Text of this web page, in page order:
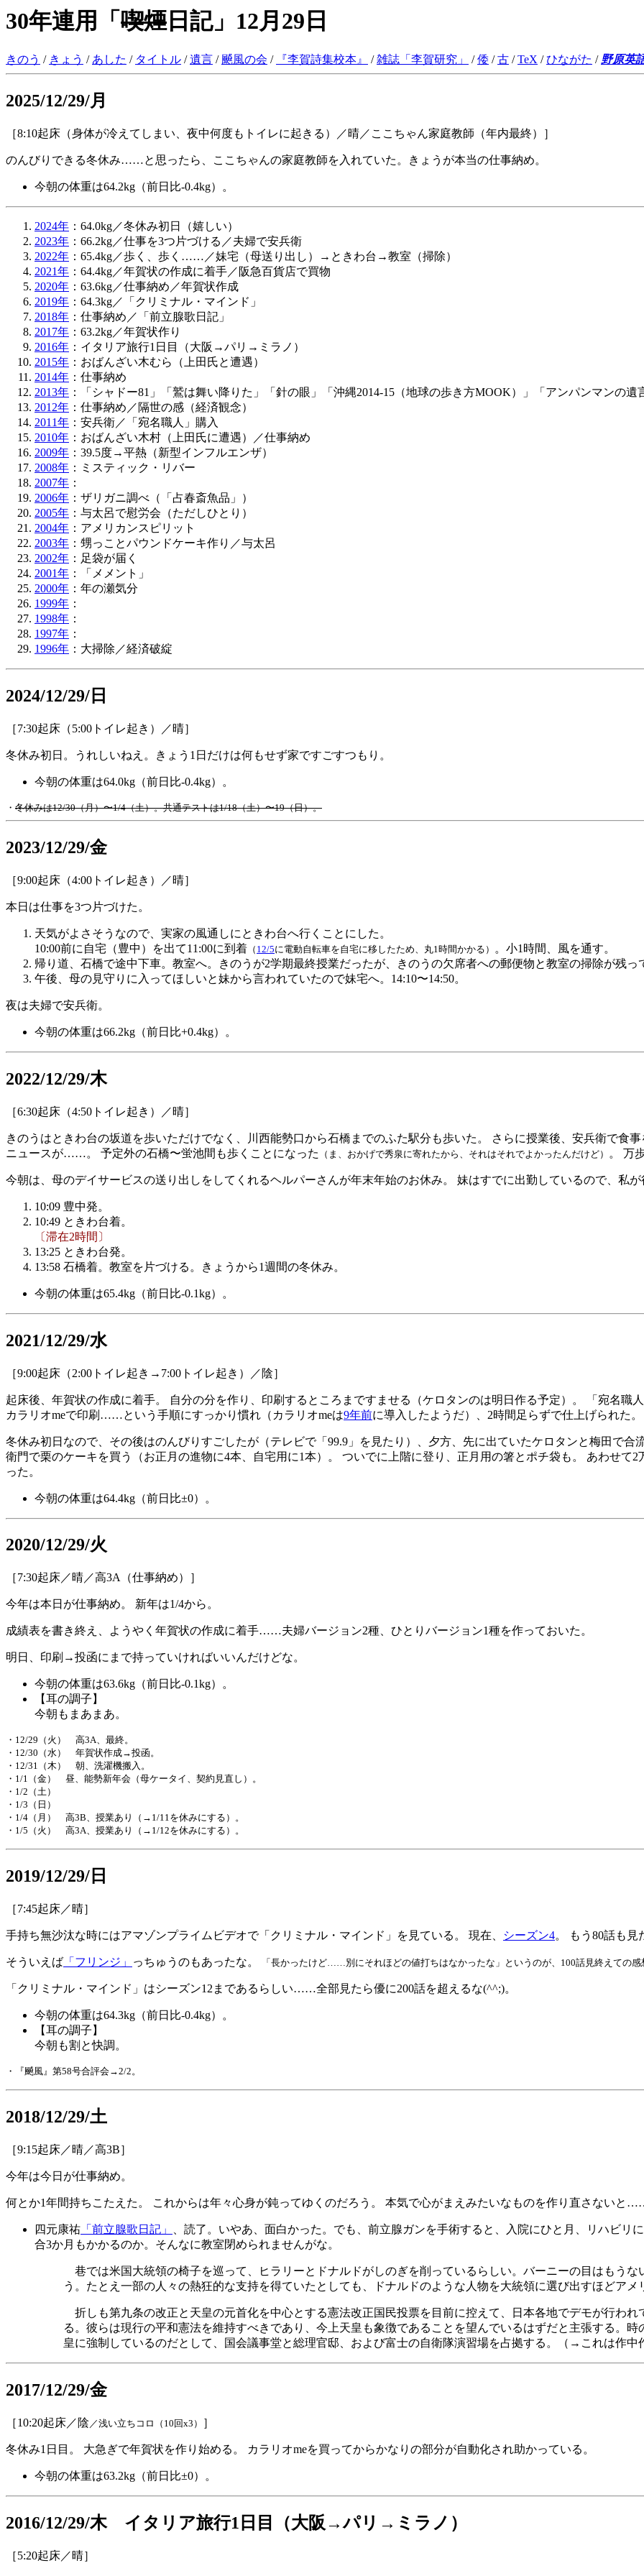
30年連用「 喫煙 日記」12月29日
きのう / きょう / あした / タイトル /遺言 / 飇風の会 / 『李賀詩集校本』 /雑誌「李賀研究」 /倭 /古 /TeX /ひながた /野原英
2025/12/29/月
［8:10起床（身体が冷えてしまい、夜中何度もトイレに起きる）／晴／ここちゃん家庭教師（年内最終）］
のんびりできる冬休み……と思ったら、ここちゃんの家庭教師を入れていた。きょうが本当の仕事納め。
今朝の体重は64.2kg（前日比-0.4kg）。
2024年 ：64.0kg／冬休み初日（嬉しい）
2023年 ：66.2kg／仕事を3つ片づける／夫婦で安兵衛
2022年 ：65.4kg／歩く、歩く……／妹宅（母送り出し）→ときわ台→教室（掃除）
2021年 ：64.4kg／年賀状の作成に着手／阪急百貨店で買物
2020年 ：63.6kg／仕事納め／年賀状作成
2019年 ：64.3kg／「クリミナル・マインド」
2018年 ：仕事納め／「前立腺歌日記」
2017年 ：63.2kg／年賀状作り
2016年 ：イタリア旅行1日目（大阪→パリ→ミラノ）
2015年 ：おばんざい木むら（上田氏と遭遇）
2014年 ：仕事納め
2013年 ：「シャドー81」「鷲は舞い降りた」「針の眼」「沖縄2014-15（地球の歩き方MOOK）」「アンパンマンの遺
2012年 ：仕事納め／隔世の感（経済観念）
2011年 ：安兵衛／「宛名職人」購入
2010年 ：おばんざい木村（上田氏に遭遇）／仕事納め
2009年 ：39.5度→平熱（新型インフルエンザ）
2008年 ：ミスティック・リバー
2007年 ：
2006年 ：ザリガニ調べ（「占春斎魚品」）
2005年 ：与太呂で慰労会（ただしひとり）
2004年 ：アメリカンスピリット
2003年 ：甥っことパウンドケーキ作り／与太呂
2002年 ：足袋が届く
2001年 ：「メメント」
2000年 ：年の瀬気分
1999年 ：
1998年 ：
1997年 ：
1996年 ：大掃除／経済破綻
2024/12/29/日
［7:30起床（5:00トイレ起き）／晴］
冬休み初日。うれしいねえ。きょう1日だけは何もせず家ですごすつもり。
今朝の体重は64.0kg（前日比-0.4kg）。
・ 冬休みは12/30（月）〜1/4（土）。共通テストは1/18（土）〜19（日）。
2023/12/29/金
［9:00起床（4:00トイレ起き）／晴］
本日は仕事を3つ片づけた。
天気がよさそうなので、実家の風通しにときわ台へ行くことにした。
10:00前に自宅（豊中）を出て11:00に到着 （ 12/5に電動自転車を自宅に移したため、丸1時間かかる）
。小1時間、風を通す。
帰り道、石橋で途中下車。教室へ。きのうが2学期最終授業だったが、きのうの欠席者への郵便物と教室の掃除が残っ
午後、母の見守りに入ってほしいと妹から言われていたので妹宅へ。14:10〜14:50。
夜は夫婦で安兵衛。
今朝の体重は66.2kg（前日比+0.4kg）。
2022/12/29/木
［6:30起床（4:50トイレ起き）／晴］
きのうはときわ台の坂道を歩いただけでなく、川西能勢口から石橋までのふた駅分も歩いた。 さらに授業後、安兵衛で食
ニュースが……。 予定外の石橋〜蛍池間も歩くことになった
（ま、おかげで秀泉に寄れたから、それはそれでよかったんだけど） 。 万
今朝は、母のデイサービスの送り出しをしてくれるヘルパーさんが年末年始のお休み。 妹はすでに出勤しているので、私
10:09 豊中発。
10:49 ときわ台着。
〔滞在2時間〕
13:25 ときわ台発。
13:58 石橋着。教室を片づける。きょうから1週間の冬休み。
今朝の体重は65.4kg（前日比-0.1kg）。
2021/12/29/水
［9:00起床（2:00トイレ起き→7:00トイレ起き）／陰］
起床後、年賀状の作成に着手。 自分の分を作り、印刷するところまですませる（ケロタンのは明日作る予定）。 「宛名職
カラリオmeで印刷……という手順にすっかり慣れ（カラリオmeは9年前に導入したようだ）、2時間足らずで仕上げられた。
冬休み初日なので、その後はのんびりすごしたが（テレビで「99.9」を見たり）、夕方、先に出ていたケロタンと梅田で
衛門で栗のケーキを買う（お正月の進物に4本、自宅用に1本）。 ついでに上階に登り、正月用の箸とポチ袋も。 あわせて2
った。
今朝の体重は64.4kg（前日比±0）。
2020/12/29/火
［7:30起床／晴／高3A（仕事納め）］
今年は本日が仕事納め。 新年は1/4から。
成績表を書き終え、ようやく年賀状の作成に着手……夫婦バージョン2種、ひとりバージョン1種を作っておいた。
明日、印刷→投函にまで持っていければいいんだけどな。
今朝の体重は63.6kg（前日比-0.1kg）。
【耳の調子】
今朝もまあまあ。
・12/29（火） 高3A、最終。
・12/30（水） 年賀状作成→投函。
・12/31（木） 朝、洗濯機搬入。
・1/1（金） 昼、能勢新年会（母ケータイ、契約見直し）。
・1/2（土）
・1/3（日）
・1/4（月） 高3B、授業あり（→1/11を休みにする）。
・1/5（火） 高3A、授業あり（→1/12を休みにする）。
2019/12/29/日
［7:45起床／晴］
手持ち無沙汰な時にはアマゾンプライムビデオで「クリミナル・マインド」を見ている。 現在、 シーズン4。 もう80話も
そういえば 「フリンジ」 っちゅうのもあったな。 「長かったけど……別にそれほどの値打ちはなかったな」というのが、100話見終えての感
「クリミナル・マインド」はシーズン12まであるらしい……全部見たら優に200話を超えるな(^^;)。
今朝の体重は64.3kg（前日比-0.4kg）。
【耳の調子】
今朝も割と快調。
・『飇風』第58号合評会→2/2。
2018/12/29/土
［9:15起床／晴／高3B］
今年は今日が仕事納め。
何とか1年間持ちこたえた。 これからは年々心身が鈍ってゆくのだろう。 本気で心がまえみたいなものを作り直さないと
四元康祐 「前立腺歌日記」
、読了。いやあ、面白かった。でも、前立腺ガンを手術すると、入院にひと月、リハビ
合3か月もかかるのか。そんなに教室閉められませんがな。
巷では米国大統領の椅子を巡って、ヒラリーとドナルドがしのぎを削っているらしい。バーニーの目はもう
う。たとえ一部の人々の熱狂的な支持を得ていたとしても、ドナルドのような人物を大統領に選び出すほどア
折しも第九条の改正と天皇の元首化を中心とする憲法改正国民投票を目前に控えて、日本各地でデモが行わ
る。彼らは現行の平和憲法を維持すべきであり、今上天皇も象徴であることを望んでいるはずだと主張する。
皇に強制しているのだとして、国会議事堂と総理官邸、および富士の自衛隊演習場を占拠する。（→これは作中
2017/12/29/金
［10:20起床／陰 ／浅い立ちコロ（10回x3） ］
冬休み1日目。 大急ぎで年賀状を作り始める。 カラリオmeを買ってからかなりの部分が自動化され助かっている。
今朝の体重は63.2kg（前日比±0）。
2016/12/29/木 イタリア旅行1日目（大阪→パリ→ミラノ）
［5:20起床／晴］